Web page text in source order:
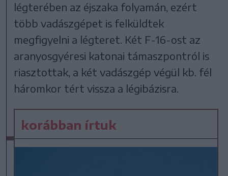
légterében az éjszaka folyamán, ezért
több vadászgépet is felküldtek
megfigyelni a légteret. Két F-16-ost az
aranyosgyéresi katonai támaszpontról is
riasztottak, a két vadászgép végül kb. fél
háromkor tért vissza a légibázisra.
korábban írtuk